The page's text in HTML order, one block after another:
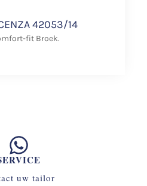
42053/14
fit Broek.
uw tailor